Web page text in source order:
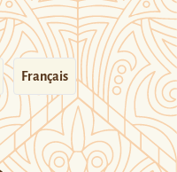
Français